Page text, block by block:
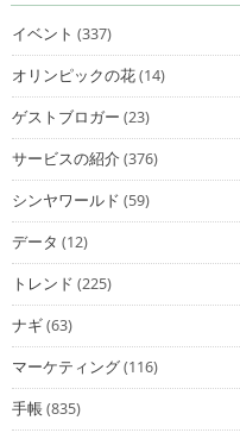
イベント (337)
オリンピックの花(14)
ゲストブロガー (23)
サービスの紹介(376)
シンヤワールド (59)
データ (12)
トレンド (225)
ナギ(63)
マーケティング(116)
手帳(835)